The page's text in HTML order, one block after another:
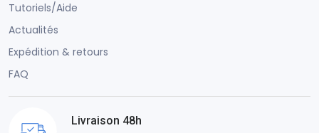
Tutoriels/Aide
Actualités
Expédition & retours
FAQ
Livraison 48h